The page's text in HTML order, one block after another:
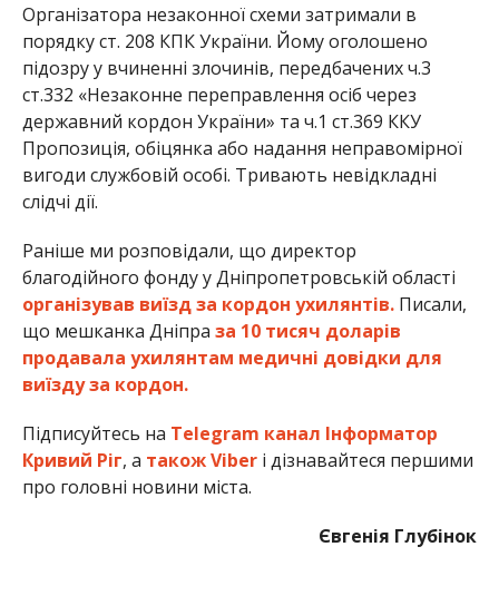
Організатора незаконної схеми затримали в
порядку ст. 208 КПК України. Йому оголошено
підозру у вчиненні злочинів, передбачених ч.3
ст.332 «Незаконне переправлення осіб через
державний кордон України» та ч.1 ст.369 ККУ
Пропозиція, обіцянка або надання неправомірної
вигоди службовій особі. Тривають невідкладні
слідчі дії.
Раніше ми розповідали, що директор
благодійного фонду у Дніпропетровській області
організував виїзд за кордон ухилянтів.Писали,
що мешканка Дніпра за 10 тисяч доларів
продавала ухилянтам медичні довідки для
виїзду за кордон.
Підписуйтесь на Telegram канал Інформатор
Кривий Ріг, а також Viberі дізнавайтеся першими
про головні новини міста.
Євгенія Глубінок